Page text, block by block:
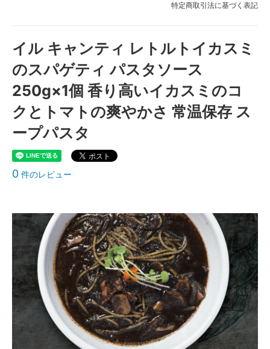
特定商取引法に基づく表記
イル キャンティ レトルトイカスミ
のスパゲティ パスタソース
250g×1個 香り高いイカスミのコ
クとトマトの爽やかさ 常温保存 ス
ープパスタ
0 件のレビュー